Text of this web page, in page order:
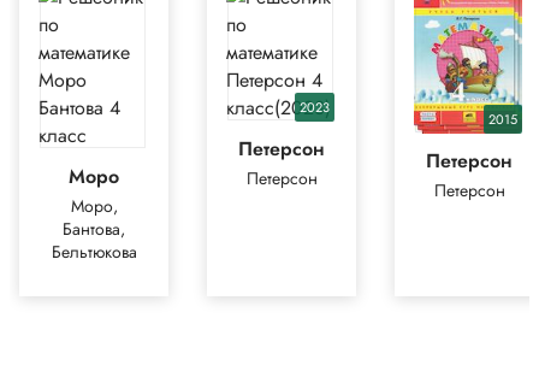
Моро
Моро,
Бантова,
Бельтюкова
2023
Петерсон
Петерсон
2015
Петерсон
Петерсон